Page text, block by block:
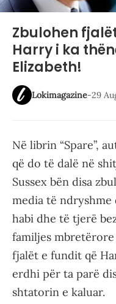
Zbulohen
Harry i ka
Elizabeth!
Lokimagazine-29
Në librin “Spare”,
që do të dalë në
Sussex bën disa
media të ndryshme
habi dhe të tjerë
familjes
fjalët e fundit që
erdhi për ta parë
shtatorin e kaluar.